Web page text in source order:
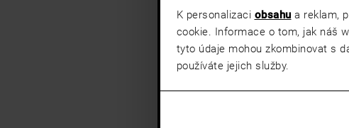
K personalizaci obsahu a reklam,
cookie. Informace o tom, jak náš
tyto údaje mohou zkombinovat s
používáte jejich služby.